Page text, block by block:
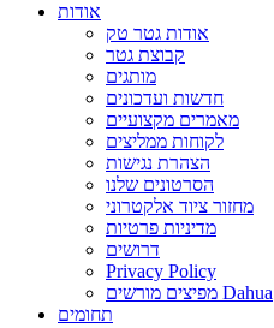
אודות
אודות גטר טק
קבוצת גטר
מותגים
חדשות ועדכונים
מאמרים מקצועיים
לקוחות ממליצים
הצהרת נגישות
הסרטונים שלנו
מחזור ציוד אלקטרוני
מדיניות פרטיות
דרושים
Privacy Policy
מפיצים מורשים Dahua
תחומים